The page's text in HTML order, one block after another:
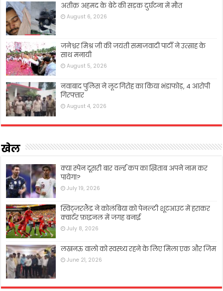
अतीक़ अहमद के बेटे की सड़क दुर्घटना में मौत
August 6, 2026
जनेश्वर मिश्र जी की जयंती समाजवादी पार्टी ने उत्साह के
साथ मनायी
August 5, 2026
नवाबाद पुलिस ने लूट गिरोह का किया भंडाफोड़, 4 आरोपी
गिरफ्तार
August 4, 2026
खेल
क्या स्पेन दूसरी बार वर्ल्ड कप का ख़िताब अपने नाम कर
पायेगा?
July 19, 2026
स्विट्ज़रलैंड ने कोलंबिया को पेनल्टी शूटआउट में हराकर
क्वार्टर फ़ाइनल में जगह बनाई
July 8, 2026
लखनऊ वालो को स्वस्थ्य रहने के लिए मिला एक और जिम
June 21, 2026